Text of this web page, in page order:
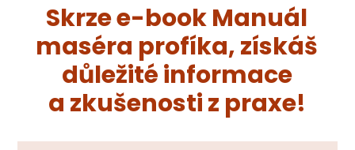
Skrze e-book Manuál
maséra profíka, získáš
důležité informace
a zkušenosti z praxe!